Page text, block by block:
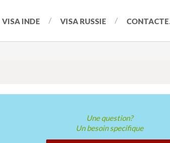
VISA INDE VISA RUSSIE
Une question?
Un besoin specifique